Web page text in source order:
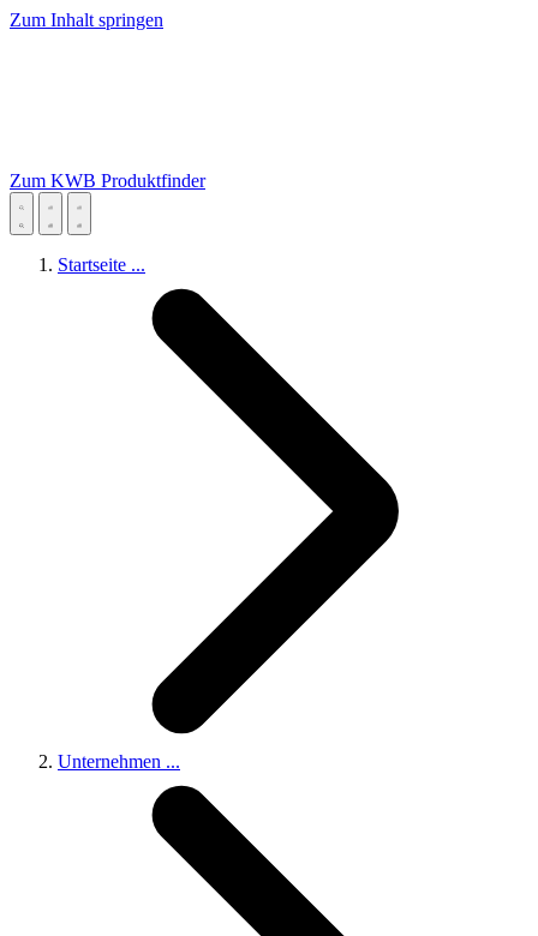
Zum Inhalt springen
Zum KWB Produktfinder
Startseite ...
Unternehmen ...